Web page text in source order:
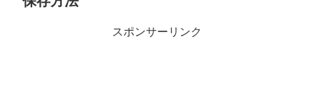
スポンサーリンク